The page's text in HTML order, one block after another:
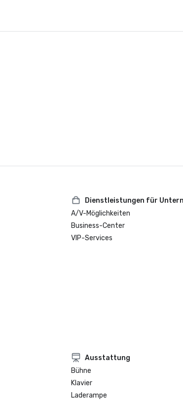
Diners' Choice 2024 Limewood
Hochzeitslocation
Dienstleistungen für
A/V-Möglichkeiten
Business-Center
VIP-Services
Ausstattung
Bühne
Klavier
Laderampe